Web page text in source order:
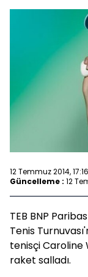
12 Temmuz 2014, 17:16
Güncelleme : 12
TEB BNP
Tenis
tenisçi Caroline
raket salladı.